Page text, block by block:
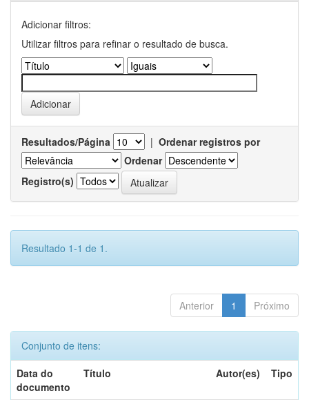
Adicionar filtros:
Utilizar filtros para refinar o resultado de busca.
Resultados/Página | Ordenar registros por
Ordenar
Registro(s)
Resultado 1-1 de 1.
Anterior 1 Próximo
Conjunto de itens:
Data do
documento
Título Autor(es) Tipo